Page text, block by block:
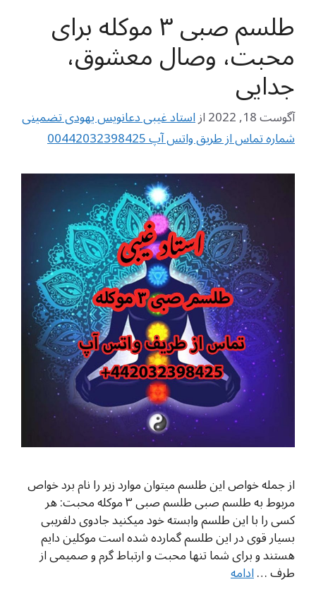
طلسم صبی ۳ موکله برای
محبت، وصال معشوق،
جدایی
آگوست 18, 2022 ازاستاد غیبی دعانویس یهودی تضمینی
شماره تماس از طریق واتس آپ 00442032398425
از جمله خواص این طلسم میتوان موارد زیر را نام برد خواص
مربوط به طلسم صبی طلسم صبی ۳ موکله محبت: هر
کسی را با این طلسم وابسته خود میکنید جادوی دلفریبی
بسیار قوی در این طلسم گمارده شده است موکلین دایم
هستند و برای شما تنها محبت و ارتباط گرم و صمیمی از
طرف …ادامه